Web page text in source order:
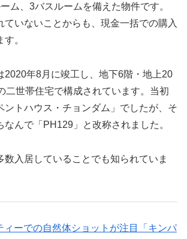
ム、3バスルームを備えた物件です。
ていないことからも、現金一括での購入
。
2020年8月に竣工し、地下6階・地上20
二世帯住宅で構成されています。当初
ントハウス・チョンダム」でしたが、そ
なんで「PH129」と改称されました。
数入居していることでも知られていま
ィーでの自然体ショットが注目「キンパ